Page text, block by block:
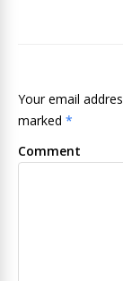
Your email
marked *
Comment